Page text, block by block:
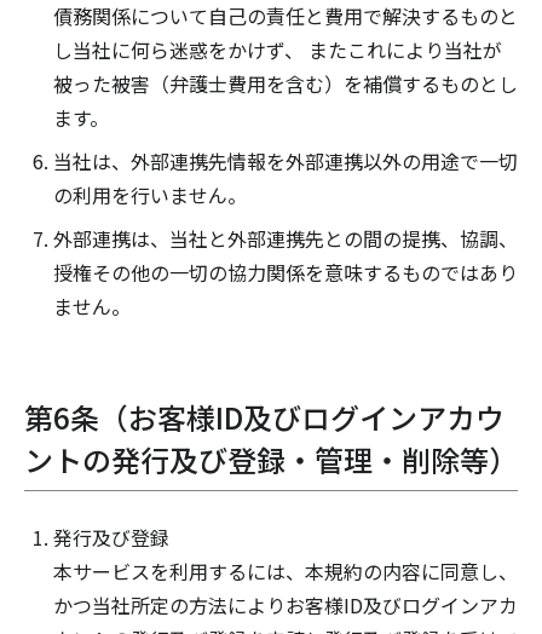
債務関係について自己の責任と費用で解決するものと
し当社に何ら迷惑をかけず、 またこれにより当社が
被った被害（弁護士費用を含む）を補償するものとし
ます。
当社は、外部連携先情報を外部連携以外の用途で一切
の利用を行いません。
外部連携は、当社と外部連携先との間の提携、協調、
授権その他の一切の協力関係を意味するものではあり
ません。
第6条（お客様ID及びログインアカウ
ントの発行及び登録・管理・削除等）
発行及び登録
本サービスを利用するには、本規約の内容に同意し、
かつ当社所定の方法によりお客様ID及びログインアカ